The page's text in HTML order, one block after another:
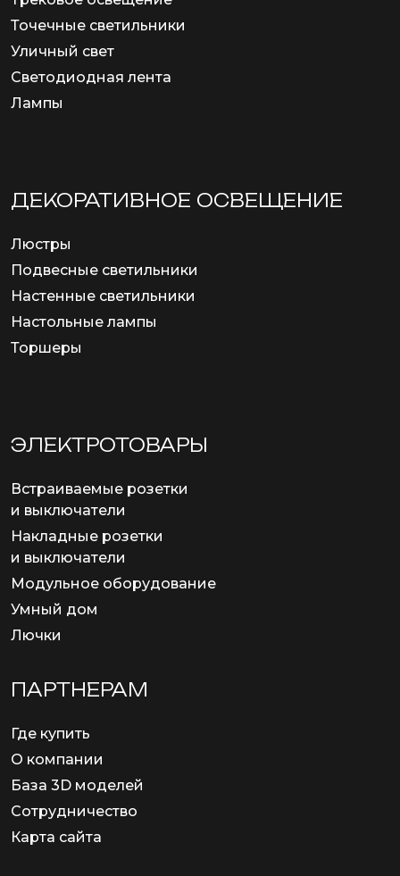
Точечные светильники
Уличный свет
Светодиодная лента
Лампы
ДЕКОРАТИВНОЕ ОСВЕЩЕНИЕ
Люстры
Подвесные светильники
Настенные светильники
Настольные лампы
Торшеры
ЭЛЕКТРОТОВАРЫ
Встраиваемые розетки
и выключатели
Накладные розетки
и выключатели
Модульное оборудование
Умный дом
Лючки
ПАРТНЕРАМ
Где купить
О компании
База 3D моделей
Сотрудничество
Карта сайта